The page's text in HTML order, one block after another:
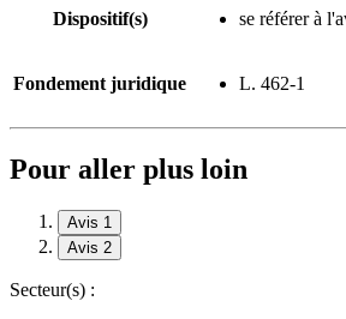
Dispositif(s) se référer à
Fondement juridique L. 462-1
Pour aller plus loin
Avis 1
Avis 2
Secteur(s) :